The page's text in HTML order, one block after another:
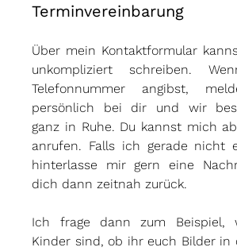
Terminvereinbarung
Über mein Kontaktformular
unkompliziert schreiben.
Telefonnummer angibst,
persönlich bei dir und wir
ganz in Ruhe. Du kannst mich
anrufen. Falls ich gerade nicht
hinterlasse mir gern eine
dich dann zeitnah zurück.
Ich frage dann zum Beispiel,
Kinder sind, ob ihr euch Bilder in